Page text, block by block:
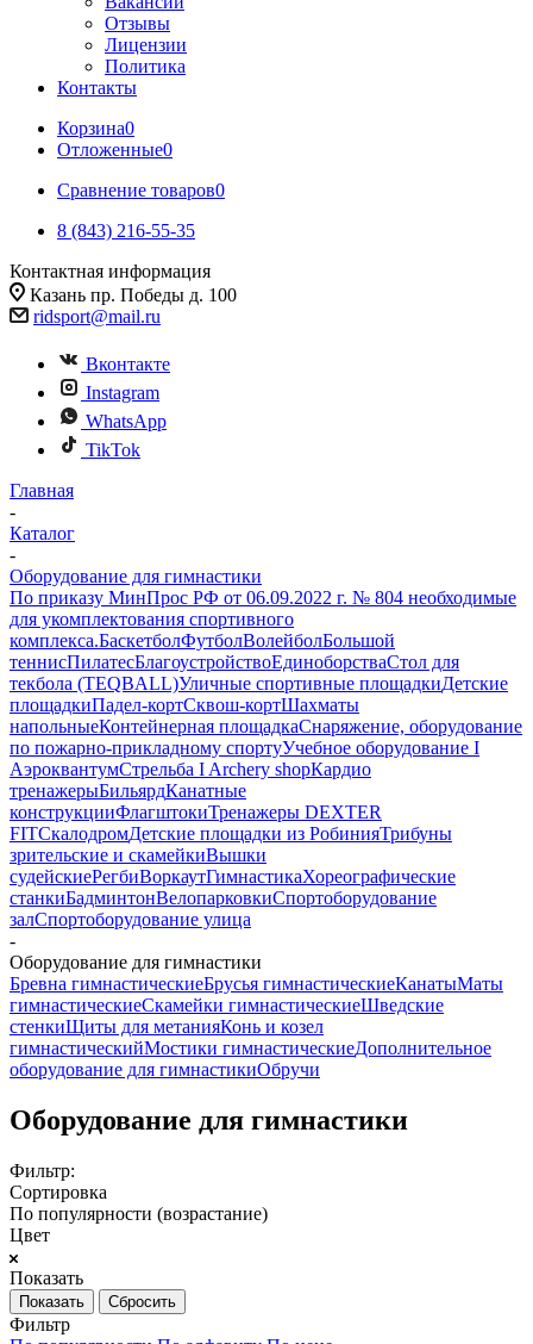
Отзывы
Лицензии
Политика
Контакты
Корзина0
Отложенные0
Сравнение товаров0
8 (843) 216-55-35
Контактная информация
Казань пр. Победы д. 100
ridsport@mail.ru
Вконтакте
Instagram
WhatsApp
TikTok
Главная
-
Каталог
-
Оборудование для гимнастики
По приказу МинПрос РФ от 06.09.2022 г. № 804 необходимые
для укомплектования спортивного
комплекса.БаскетболФутболВолейболБольшой
теннисПилатесБлагоустройствоЕдиноборстваСтол для
текбола (TEQBALL)Уличные спортивные площадкиДетские
площадкиПадел-кортСквош-кортШахматы
напольныеКонтейнерная площадкаСнаряжение, оборудование
по пожарно-прикладному спортуУчебное оборудование I
АэроквантумСтрельба I Archery shopКардио
тренажерыБильярдКанатные
конструкцииФлагштокиТренажеры DEXTER
FITСкалодромДетские площадки из РобинияТрибуны
зрительские и скамейкиВышки
судейскиеРегбиВоркаутГимнастикаХореографические
станкиБадминтонВелопарковкиСпортоборудование
залСпортоборудование улица
-
Оборудование для гимнастики
Бревна гимнастическиеБрусья гимнастическиеКанатыМаты
гимнастическиеСкамейки гимнастическиеШведские
стенкиЩиты для метанияКонь и козел
гимнастическийМостики гимнастическиеДополнительное
оборудование для гимнастикиОбручи
Оборудование для гимнастики
Фильтр:
Сортировка
По популярности (возрастание)
Цвет
Показать
Сбросить
Фильтр